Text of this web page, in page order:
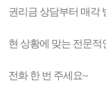
권리금 상담부터 매각
현 상황에 맞는 전문
전화 한 번 주세요~